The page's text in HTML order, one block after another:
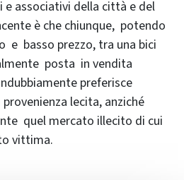
associativi della città e del
è che chiunque, potendo
e basso prezzo, tra una bici
posta in vendita
preferisce
lecita, anziché
quel mercato illecito di cui
vittima.